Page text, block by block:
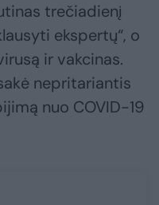
trečiadienį
ekspertų“, o
ir vakcinas.
nepritariantis
nuo COVID-19